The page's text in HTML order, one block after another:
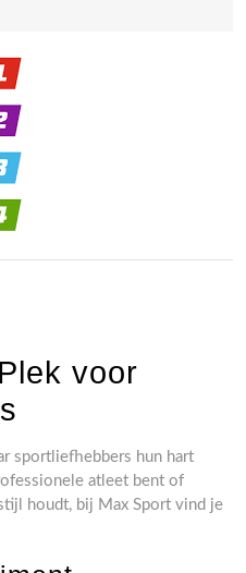
voor
sportliefhebbers hun hart
atleet bent of
houdt, bij Max Sport vind je